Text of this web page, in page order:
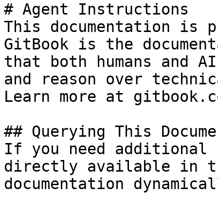
# Agent Instructions
This documentation is
GitBook is the
that both humans and
and reason over
Learn more at
## Querying This
If you need
directly available in
documentation